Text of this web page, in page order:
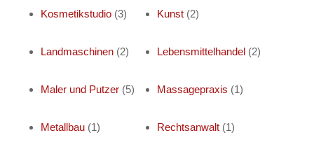
Kosmetikstudio(3) Kunst(2)
Landmaschinen(2) Lebensmittelhandel(2)
Maler und Putzer(5) Massagepraxis (1)
Metallbau(1) Rechtsanwalt(1)